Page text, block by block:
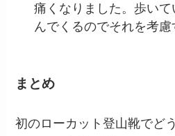
痛くなりました。歩いて
んでくるのでそれを考慮
まとめ
初のローカット登山靴でど